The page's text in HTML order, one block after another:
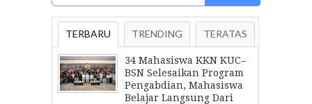
TERBARU TRENDING TERATAS
34 Mahasiswa KKN KUC–
BSN Selesaikan Program
Pengabdian, Mahasiswa
Belajar Langsung Dari